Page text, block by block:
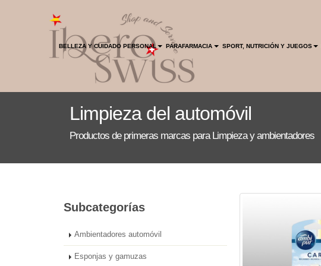
BELLEZA Y CUIDADO PERSONAL PARAFARMACIA SPORT, NUTRICIÓN Y JUEGOS
Limpieza del automóvil
Productos de primeras marcas para Limpieza y ambientadores
Subcategorías
Ambientadores automóvil
Esponjas y gamuzas